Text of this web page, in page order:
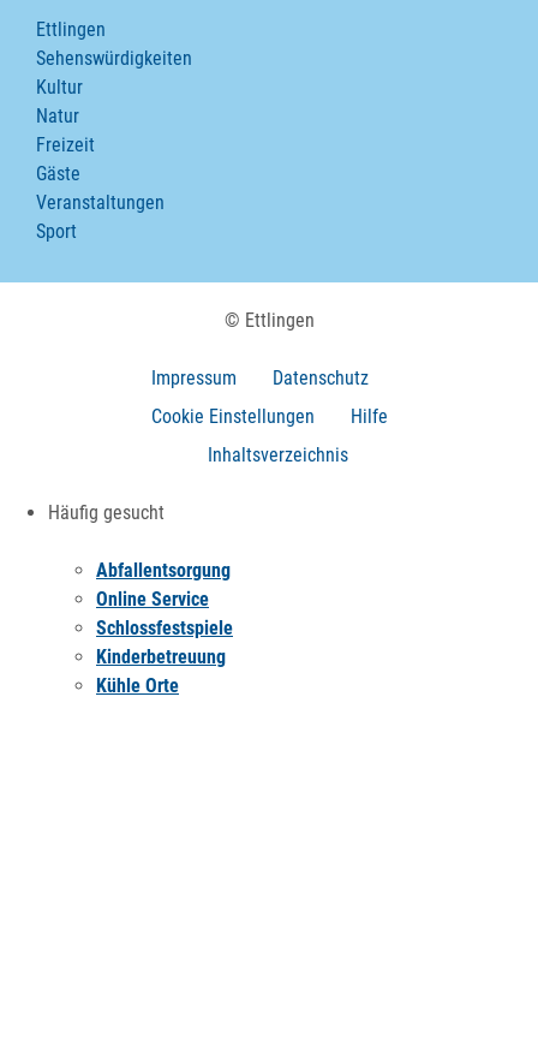
Ettlingen
Sehenswürdigkeiten
Kultur
Natur
Freizeit
Gäste
Veranstaltungen
Sport
© Ettlingen
Impressum
Datenschutz
Cookie Einstellungen
Hilfe
Inhaltsverzeichnis
Häufig gesucht
Abfallentsorgung
Online Service
Schlossfestspiele
Kinderbetreuung
Kühle Orte